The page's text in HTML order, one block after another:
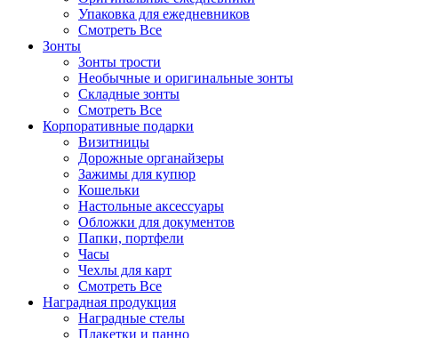
Упаковка для ежедневников
Смотреть Все
Зонты
Зонты трости
Необычные и оригинальные зонты
Складные зонты
Смотреть Все
Корпоративные подарки
Визитницы
Дорожные органайзеры
Зажимы для купюр
Кошельки
Настольные аксессуары
Обложки для документов
Папки, портфели
Часы
Чехлы для карт
Смотреть Все
Наградная продукция
Наградные стелы
Плакетки и панно